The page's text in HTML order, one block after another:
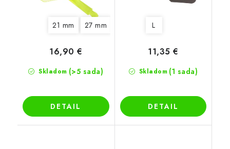
21 mm 27 mm
Skladom (>5 sada)
16,90 €
DETAIL
L
Skladom (1 sada)
11,35 €
DETAIL